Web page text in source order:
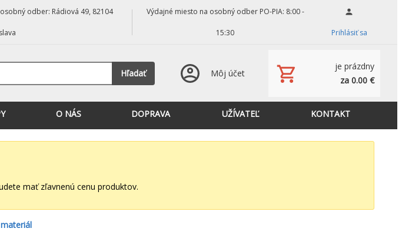
odber: Rádiová 49, 82104 Výdajné miesto na osobný odber PO-PIA: 8:00 -
15:30 Prihlásiť sa
Hľadať Môj účet
je prázdny
za 0.00 €
O NÁS DOPRAVA UŽÍVATEĽ KONTAKT
mať zľavnenú cenu produktov.